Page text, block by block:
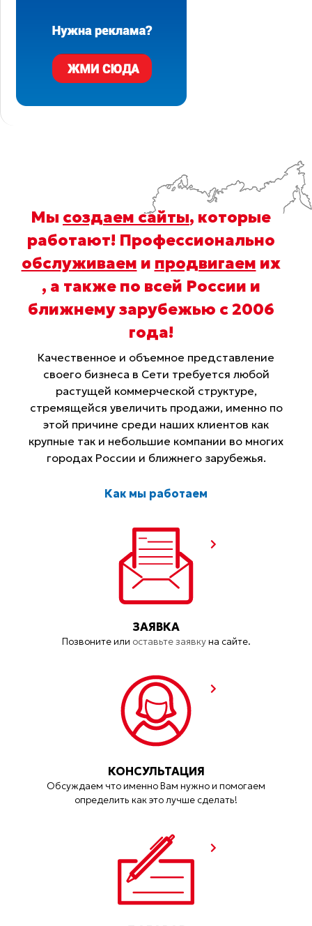
Мы создаем сайты, которые
работают! Профессионально
обслуживаем и продвигаем их
, а также по всей России и
ближнему зарубежью с 2006
года!
Качественное и объемное представление
своего бизнеса в Сети требуется любой
растущей коммерческой структуре,
стремящейся увеличить продажи, именно по
этой причине среди наших клиентов как
крупные так и небольшие компании во многих
городах России и ближнего зарубежья.
Как мы работаем
ЗАЯВКА
Позвоните или оставьте заявкуна сайте.
КОНСУЛЬТАЦИЯ
Обсуждаем что именно Вам нужно и помогаем
определить как это лучше сделать!